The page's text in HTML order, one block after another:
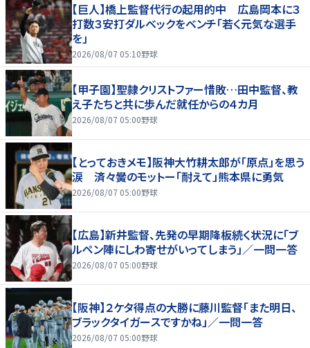
【巨人】橋上監督代行の起用的中 広島岡本に３
打数３安打ダルベックをベンチ「若く元気な選手
を」
2026/08/07 05:10野球
【甲子園】聖隷クリストファー惜敗…田中監督、教
え子たちと共に歩んだ就任からの４カ月
2026/08/07 05:00野球
【とっておきメモ】阪神大竹耕太郎が「原点」を思う
涙 済々黌のモットー「耐えて」熊本県に勇気
2026/08/07 05:00野球
【広島】新井監督、先発の早期降板続く状況に「ブ
ルペン陣にしわ寄せがいってしまう」／一問一答
2026/08/07 05:00野球
【阪神】２ケタ得点の大勝に藤川監督「また明日、
ブラックタイガースですかね」／一問一答
2026/08/07 05:00野球